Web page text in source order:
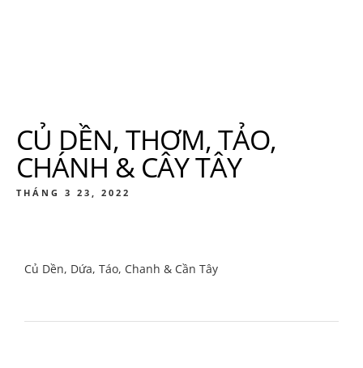
CỦ DỀN, THƠM, TẢO,
CHÁNH & CÂY TÂY
THÁNG 3 23, 2022
Củ Dền, Dứa, Táo, Chanh & Cần Tây